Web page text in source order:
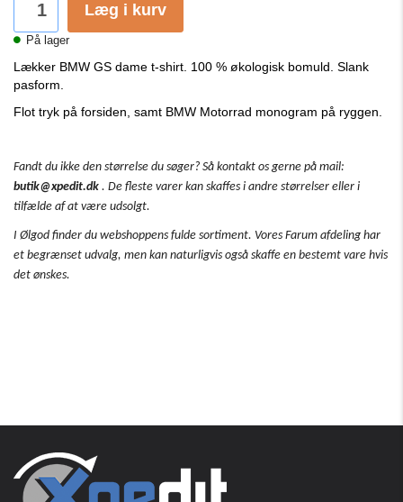
Læg i kurv
På lager
Lækker BMW GS dame t-shirt. 100 % økologisk bomuld. Slank
pasform.
Flot tryk på forsiden, samt BMW Motorrad monogram på ryggen.
Fandt du ikke den størrelse du søger? Så kontakt os gerne på mail:
butik@xpedit.dk . De fleste varer kan skaffes i andre størrelser eller i
tilfælde af at være udsolgt.
I Ølgod finder du webshoppens fulde sortiment. Vores Farum afdeling har
et begrænset udvalg, men kan naturligvis også skaffe en bestemt vare hvis
det ønskes.